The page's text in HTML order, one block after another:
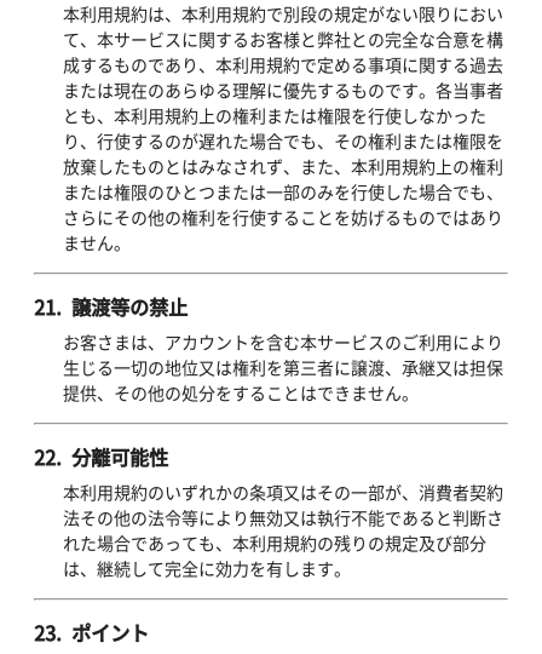
本利用規約は、本利用規約で別段の規定がない限りにおい
て、本サービスに関するお客様と弊社との完全な合意を構
成するものであり、本利用規約で定める事項に関する過去
または現在のあらゆる理解に優先するものです。各当事者
とも、本利用規約上の権利または権限を行使しなかった
り、行使するのが遅れた場合でも、その権利または権限を
放棄したものとはみなされず、また、本利用規約上の権利
または権限のひとつまたは一部のみを行使した場合でも、
さらにその他の権利を行使することを妨げるものではあり
ません。
21. 譲渡等の禁止
お客さまは、アカウントを含む本サービスのご利用により
生じる一切の地位又は権利を第三者に譲渡、承継又は担保
提供、その他の処分をすることはできません。
22. 分離可能性
本利用規約のいずれかの条項又はその一部が、消費者契約
法その他の法令等により無効又は執行不能であると判断さ
れた場合であっても、本利用規約の残りの規定及び部分
は、継続して完全に効力を有します。
23. ポイント